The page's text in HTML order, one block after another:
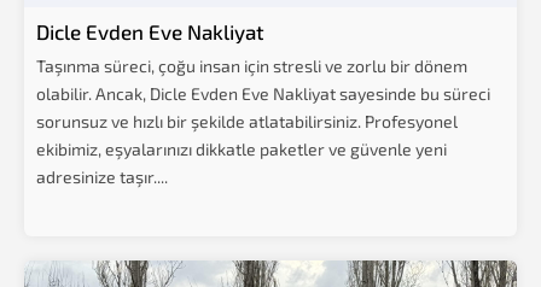
Dicle Evden Eve Nakliyat
Taşınma süreci, çoğu insan için stresli ve zorlu bir dönem
olabilir. Ancak, Dicle Evden Eve Nakliyat sayesinde bu süreci
sorunsuz ve hızlı bir şekilde atlatabilirsiniz. Profesyonel
ekibimiz, eşyalarınızı dikkatle paketler ve güvenle yeni
adresinize taşır....